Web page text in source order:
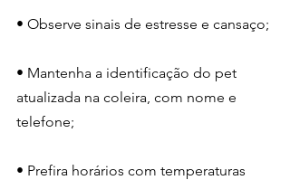
• Observe sinais de estresse e cansaço;
• Mantenha a identificação do pet
atualizada na coleira, com nome e
telefone;
• Prefira horários com temperaturas